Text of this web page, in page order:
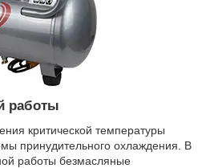
работы
критической температуры
принудительного охлаждения. В
работы безмасляные